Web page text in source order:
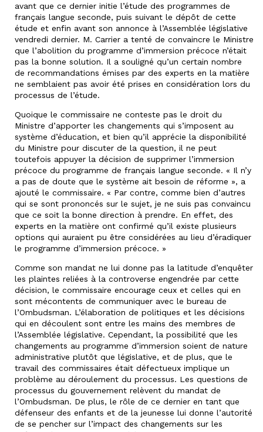
avant que ce dernier initie l’étude des programmes de
français langue seconde, puis suivant le dépôt de cette
étude et enfin avant son annonce à l’Assemblée législative
vendredi dernier. M. Carrier a tenté de convaincre le Ministre
que l’abolition du programme d’immersion précoce n’était
pas la bonne solution. Il a souligné qu’un certain nombre
de recommandations émises par des experts en la matière
ne semblaient pas avoir été prises en considération lors du
processus de l’étude.
Quoique le commissaire ne conteste pas le droit du
Ministre d’apporter les changements qui s’imposent au
système d’éducation, et bien qu’il apprécie la disponibilité
du Ministre pour discuter de la question, il ne peut
toutefois appuyer la décision de supprimer l’immersion
précoce du programme de français langue seconde. « Il n’y
a pas de doute que le système ait besoin de réforme », a
ajouté le commissaire. « Par contre, comme bien d’autres
qui se sont prononcés sur le sujet, je ne suis pas convaincu
que ce soit la bonne direction à prendre. En effet, des
experts en la matière ont confirmé qu’il existe plusieurs
options qui auraient pu être considérées au lieu d’éradiquer
le programme d’immersion précoce. »
Comme son mandat ne lui donne pas la latitude d’enquêter
les plaintes reliées à la controverse engendrée par cette
décision, le commissaire encourage ceux et celles qui en
sont mécontents de communiquer avec le bureau de
l’Ombudsman. L’élaboration de politiques et les décisions
qui en découlent sont entre les mains des membres de
l’Assemblée législative. Cependant, la possibilité que les
changements au programme d’immersion soient de nature
administrative plutôt que législative, et de plus, que le
travail des commissaires était défectueux implique un
problème au déroulement du processus. Les questions de
processus du gouvernement relèvent du mandat de
l’Ombudsman. De plus, le rôle de ce dernier en tant que
défenseur des enfants et de la jeunesse lui donne l’autorité
de se pencher sur l’impact des changements sur les